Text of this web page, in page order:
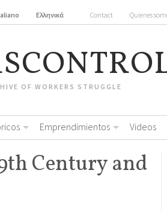
Ελληνικά Contact Quienes
OF WORKERS STRUGGLE
Emprendimientos Videos
Century and